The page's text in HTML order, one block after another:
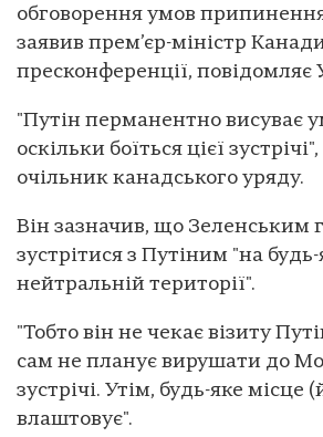
обговорення умов
заявив прем’єр-міністр
пресконференції, повідомляє
"Путін перманентно висуває
оскільки боїться цієї
очільник канадського уряду.
Він зазначив, що Зеленським
зустрітися з Путіним "на будь-
нейтральній території".
"Тобто він не чекає візиту
сам не планує вирушати до
зустрічі. Утім, будь-яке місце
влаштовує".